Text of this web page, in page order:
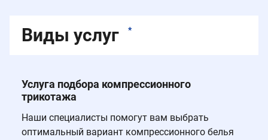
Виды услуг *
Услуга подбора компрессионного
трикотажа
Наши специалисты помогут вам выбрать
оптимальный вариант компрессионного белья